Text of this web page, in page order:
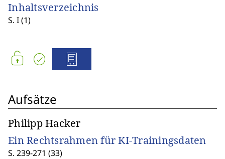
Inhaltsverzeichnis
S. I (1)
Aufsätze
Philipp Hacker
Ein Rechtsrahmen für KI-Trainingsdaten
S. 239-271 (33)